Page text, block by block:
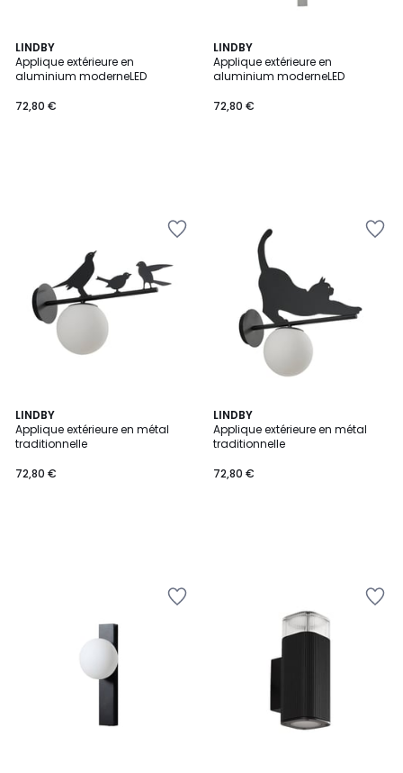
LINDBY
Applique extérieure en
aluminium moderneLED
72,80 €
LINDBY
Applique extérieure en
aluminium moderneLED
72,80 €
LINDBY
Applique extérieure en métal
traditionnelle
72,80 €
LINDBY
Applique extérieure en métal
traditionnelle
72,80 €